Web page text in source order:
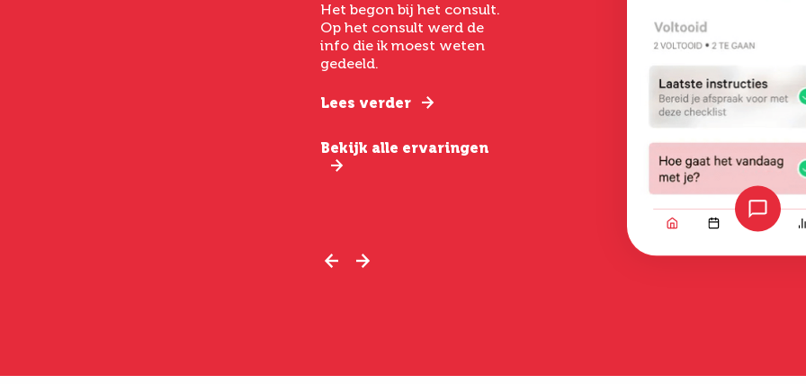
Het begon bij het consult.
Op het consult werd de
info die ik moest weten
gedeeld.
Lees verder
Bekijk alle ervaringen
nazorg en een geweldig
het laten
een
verstand van
Lees verder
Bekijk alle